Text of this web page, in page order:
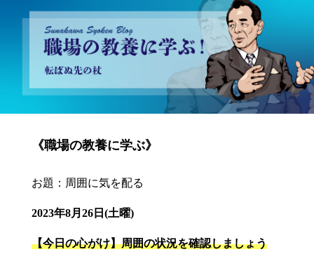
砂川昇建会長ブログ 職場の教養に学ぶ！～転ばぬ先の杖～
《職場の教養に学ぶ》
お題：周囲に気を配る
2023年8月26日(土曜)
【今日の心がけ】周囲の状況を確認しましょう